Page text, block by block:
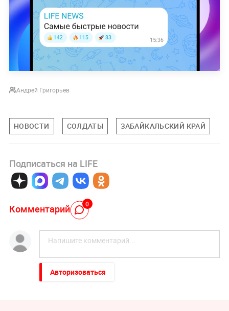
Андрей Григорьев
НОВОСТИ СОЛДАТЫ ЗАБАЙКАЛЬСКИЙ КРАЙ
Подписаться на LIFE
Комментарий 0
Авторизоваться